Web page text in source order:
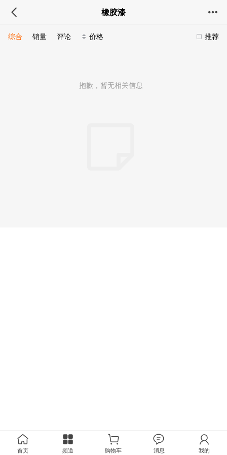
橡胶漆
推荐
综合 销量 评论 价格
抱歉，暂无相关信息
首页 频道 购物车 消息 我的